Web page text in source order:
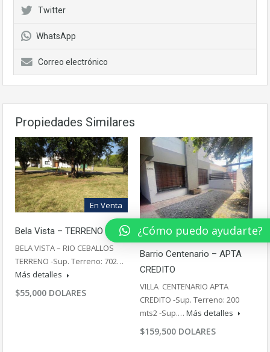
Twitter
WhatsApp
Correo electrónico
Propiedades Similares
En Venta
Bela Vista – TERRENO
BELA VISTA – RIO CEBALLOS
TERRENO -Sup. Terreno: 702…
Más detalles
$55,000 DOLARES
En Venta
Barrio Centenario – APTA
CREDITO
VILLA CENTENARIO APTA
CREDITO -Sup. Terreno: 200
mts2 -Sup.… Más detalles
$159,500 DOLARES
¿Cómo puedo ayudarte?